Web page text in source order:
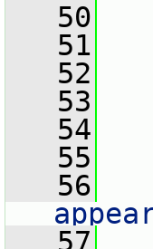
   50
   51
   52
   53
   54
   55
   56
   57